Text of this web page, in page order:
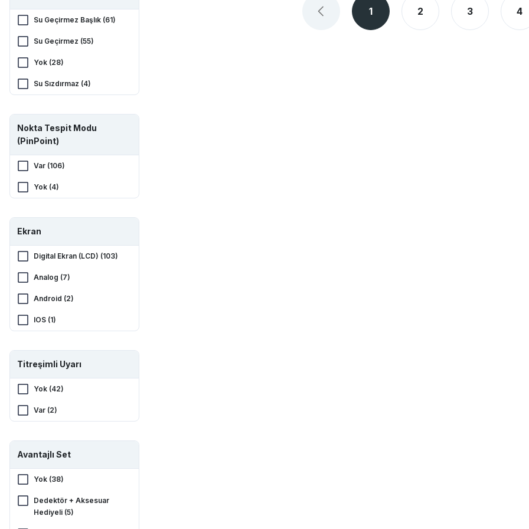
Su Geçirmez Başlık (61)
Su Geçirmez (55)
Yok (28)
Su Sızdırmaz (4)
Nokta Tespit Modu
(PinPoint)
Var (106)
Yok (4)
Ekran
Digital Ekran (LCD) (103)
Analog (7)
Android (2)
IOS (1)
Titreşimli Uyarı
Yok (42)
Var (2)
Avantajlı Set
Yok (38)
Dedektör + Aksesuar
Hediyeli (5)
1 2 3 4